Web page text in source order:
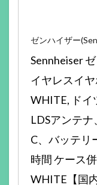
ゼンハイザー
Sennheiser
イヤレスイ
WHITE, ドイ
LDSアンテ
C、バッテリ
時間 ケース
WHITE【国